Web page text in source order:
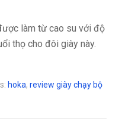
làm từ cao su với độ
thọ cho đôi giày này.
hoka,review giày chạy bộ